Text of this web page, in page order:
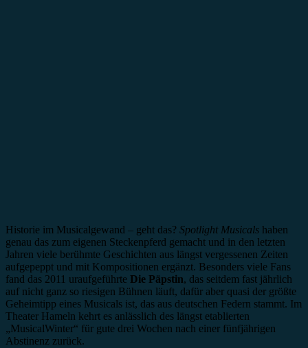
Historie im Musicalgewand – geht das? Spotlight Musicals haben
genau das zum eigenen Steckenpferd gemacht und in den letzten
Jahren viele berühmte Geschichten aus längst vergessenen Zeiten
aufgepeppt und mit Kompositionen ergänzt. Besonders viele Fans
fand das 2011 uraufgeführte Die Päpstin, das seitdem fast jährlich
auf nicht ganz so riesigen Bühnen läuft, dafür aber quasi der größte
Geheimtipp eines Musicals ist, das aus deutschen Federn stammt. Im
Theater Hameln kehrt es anlässlich des längst etablierten
„MusicalWinter“ für gute drei Wochen nach einer fünfjährigen
Abstinenz zurück.